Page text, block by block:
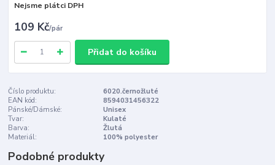
Nejsme plátci DPH
109 Kč/pár
Přidat do košíku
Číslo produktu:
6020.černožluté
EAN kód:
8594031456322
Pánské/Dámské:
Unisex
Tvar:
Kulaté
Barva:
Žlutá
Materiál:
100% polyester
Podobné produkty